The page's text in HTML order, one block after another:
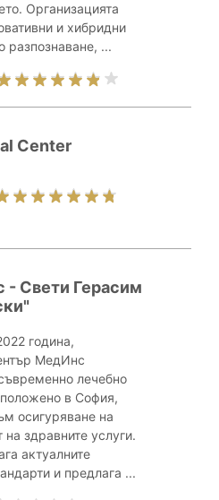
Организацията
и хибридни
разпознаване, ...
Center
Свети Герасим
година,
МедИнс
лечебно
в София,
осигуряване на
на здравните услуги.
актуалните
и предлага ...